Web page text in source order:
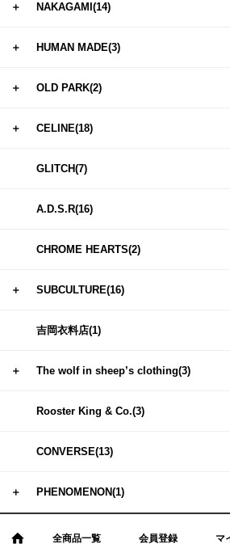
＋ NAKAGAMI(14)
＋ HUMAN MADE(3)
＋ OLD PARK(2)
＋ CELINE(18)
GLITCH(7)
A.D.S.R(16)
CHROME HEARTS(2)
＋ SUBCULTURE(16)
吉岡衣料店(1)
＋ The wolf in sheep’s clothing(3)
Rooster King & Co.(3)
CONVERSE(13)
＋ PHENOMENON(1)
全商品一覧 会員登録 マ